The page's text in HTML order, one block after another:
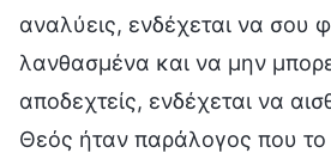
αναλύεις, ενδέχεται να σου
λανθασμένα και να μην
αποδεχτείς, ενδέχεται να
Θεός ήταν παράλογος που